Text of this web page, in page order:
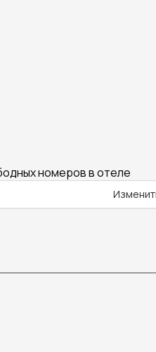
номеров в отеле